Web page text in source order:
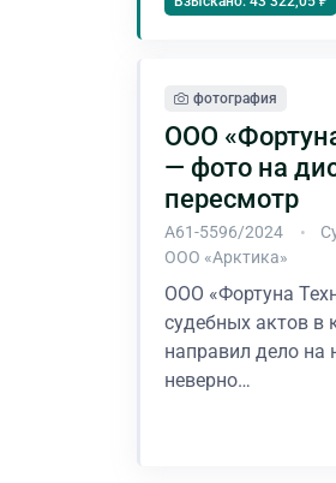
фотография
ООО
— фото на
пересмотр
А61-5596/2024
ООО «Арктика»
ООО «Фортуна
судебных актов в
направил дело на
неверно…